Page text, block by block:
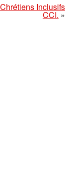
Inclusifs
CCI.»